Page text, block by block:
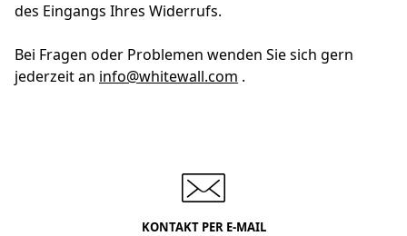
des Eingangs Ihres Widerrufs.
Bei Fragen oder Problemen wenden Sie sich gern
jederzeit an info@whitewall.com .
KONTAKT PER E-MAIL